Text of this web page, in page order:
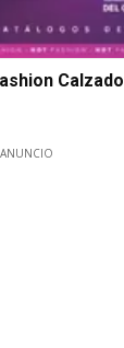
Calzado
ANUNCIO